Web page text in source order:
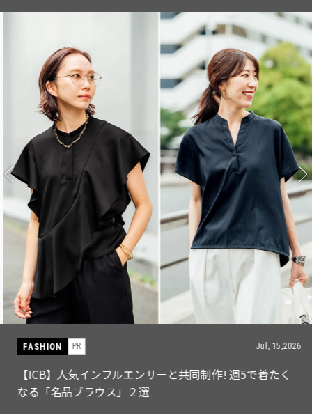
FASHION PR Jul, 15,2026
【ICB】人気インフルエンサーと共同制作! 週5で着たく
なる「名品ブラウス」２選